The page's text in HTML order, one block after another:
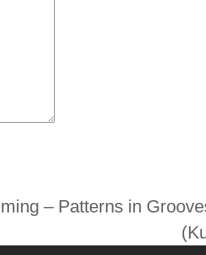
– Patterns in